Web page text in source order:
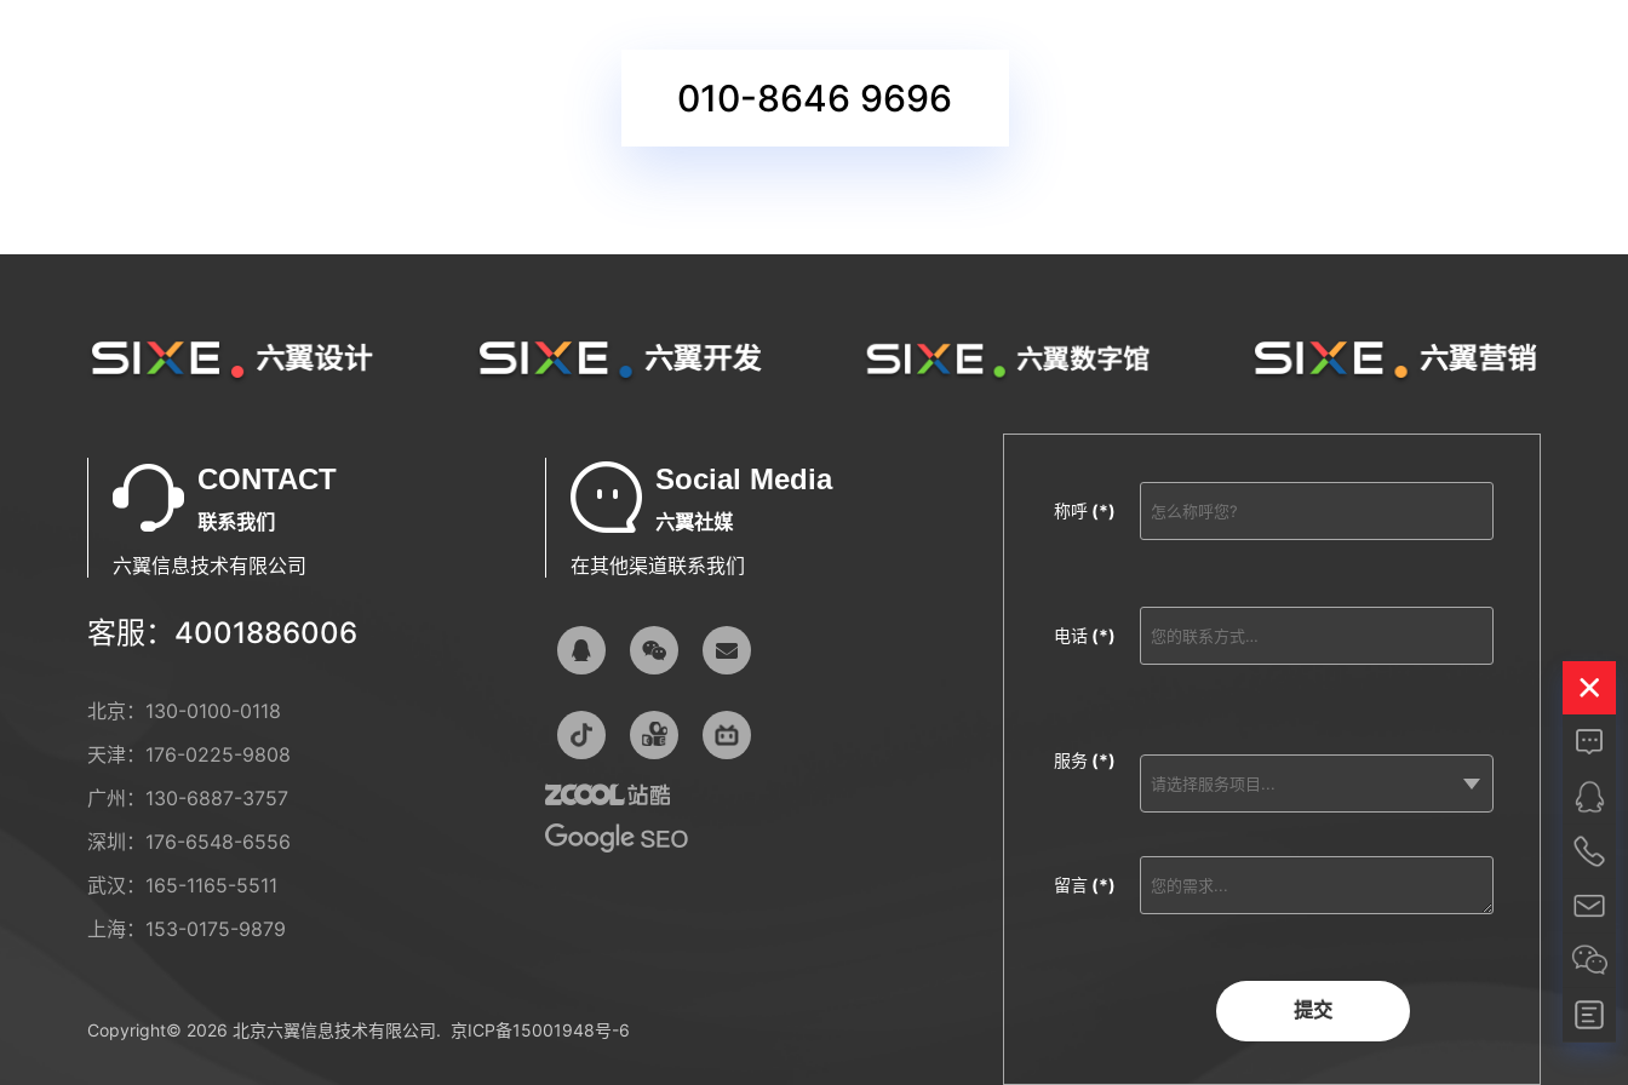
010-8646 9696
CONTACT
联系我们
六翼信息技术有限公司
客服：4001886006
北京： 130-0100-0118
天津： 176-0225-9808
广州： 130-6887-3757
深圳： 176-6548-6556
武汉： 165-1165-5511
上海： 153-0175-9879
Social Media
六翼社媒
在其他渠道联系我们
Copyright© 2026 北京六翼信息技术有限公司. 京ICP备15001948号-6
称呼 (*)
电话 (*)
服务 (*)
留言 (*)
提交